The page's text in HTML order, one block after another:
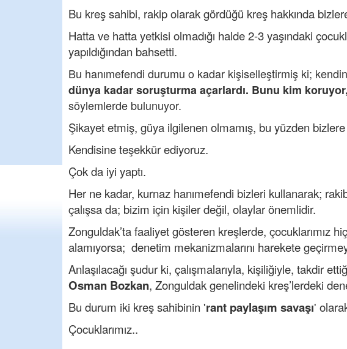
Bu kreş sahibi, rakip olarak gördüğü kreş hakkında
Hatta ve hatta yetkisi olmadığı halde 2-3 yaşındaki
yapıldığından bahsetti.
Bu hanımefendi durumu o kadar kişiselleştirmiş ki;
dünya kadar soruşturma açarlardı. Bunu kim
söylemlerde bulunuyor.
Şikayet etmiş, güya ilgilenen olmamış, bu yüzden
Kendisine teşekkür ediyoruz.
Çok da iyi yaptı.
Her ne kadar, kurnaz hanımefendi bizleri kullanarak;
çalışsa da; bizim için kişiler değil, olaylar önemlidir.
Zonguldak’ta faaliyet gösteren kreşlerde, çocuklarımız
alamıyorsa; denetim mekanizmalarını harekete
Anlaşılacağı şudur ki, çalışmalarıyla, kişiliğiyle, takdir
Osman Bozkan, Zonguldak genelindeki kreş’lerdeki
Bu durum iki kreş sahibinin 'rant paylaşım savaşı'
Çocuklarımız..